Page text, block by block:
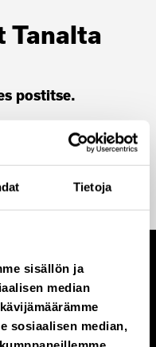
Tietoja
sisällön ja
median
sosiaalisen median,
Tanalta
postitse.